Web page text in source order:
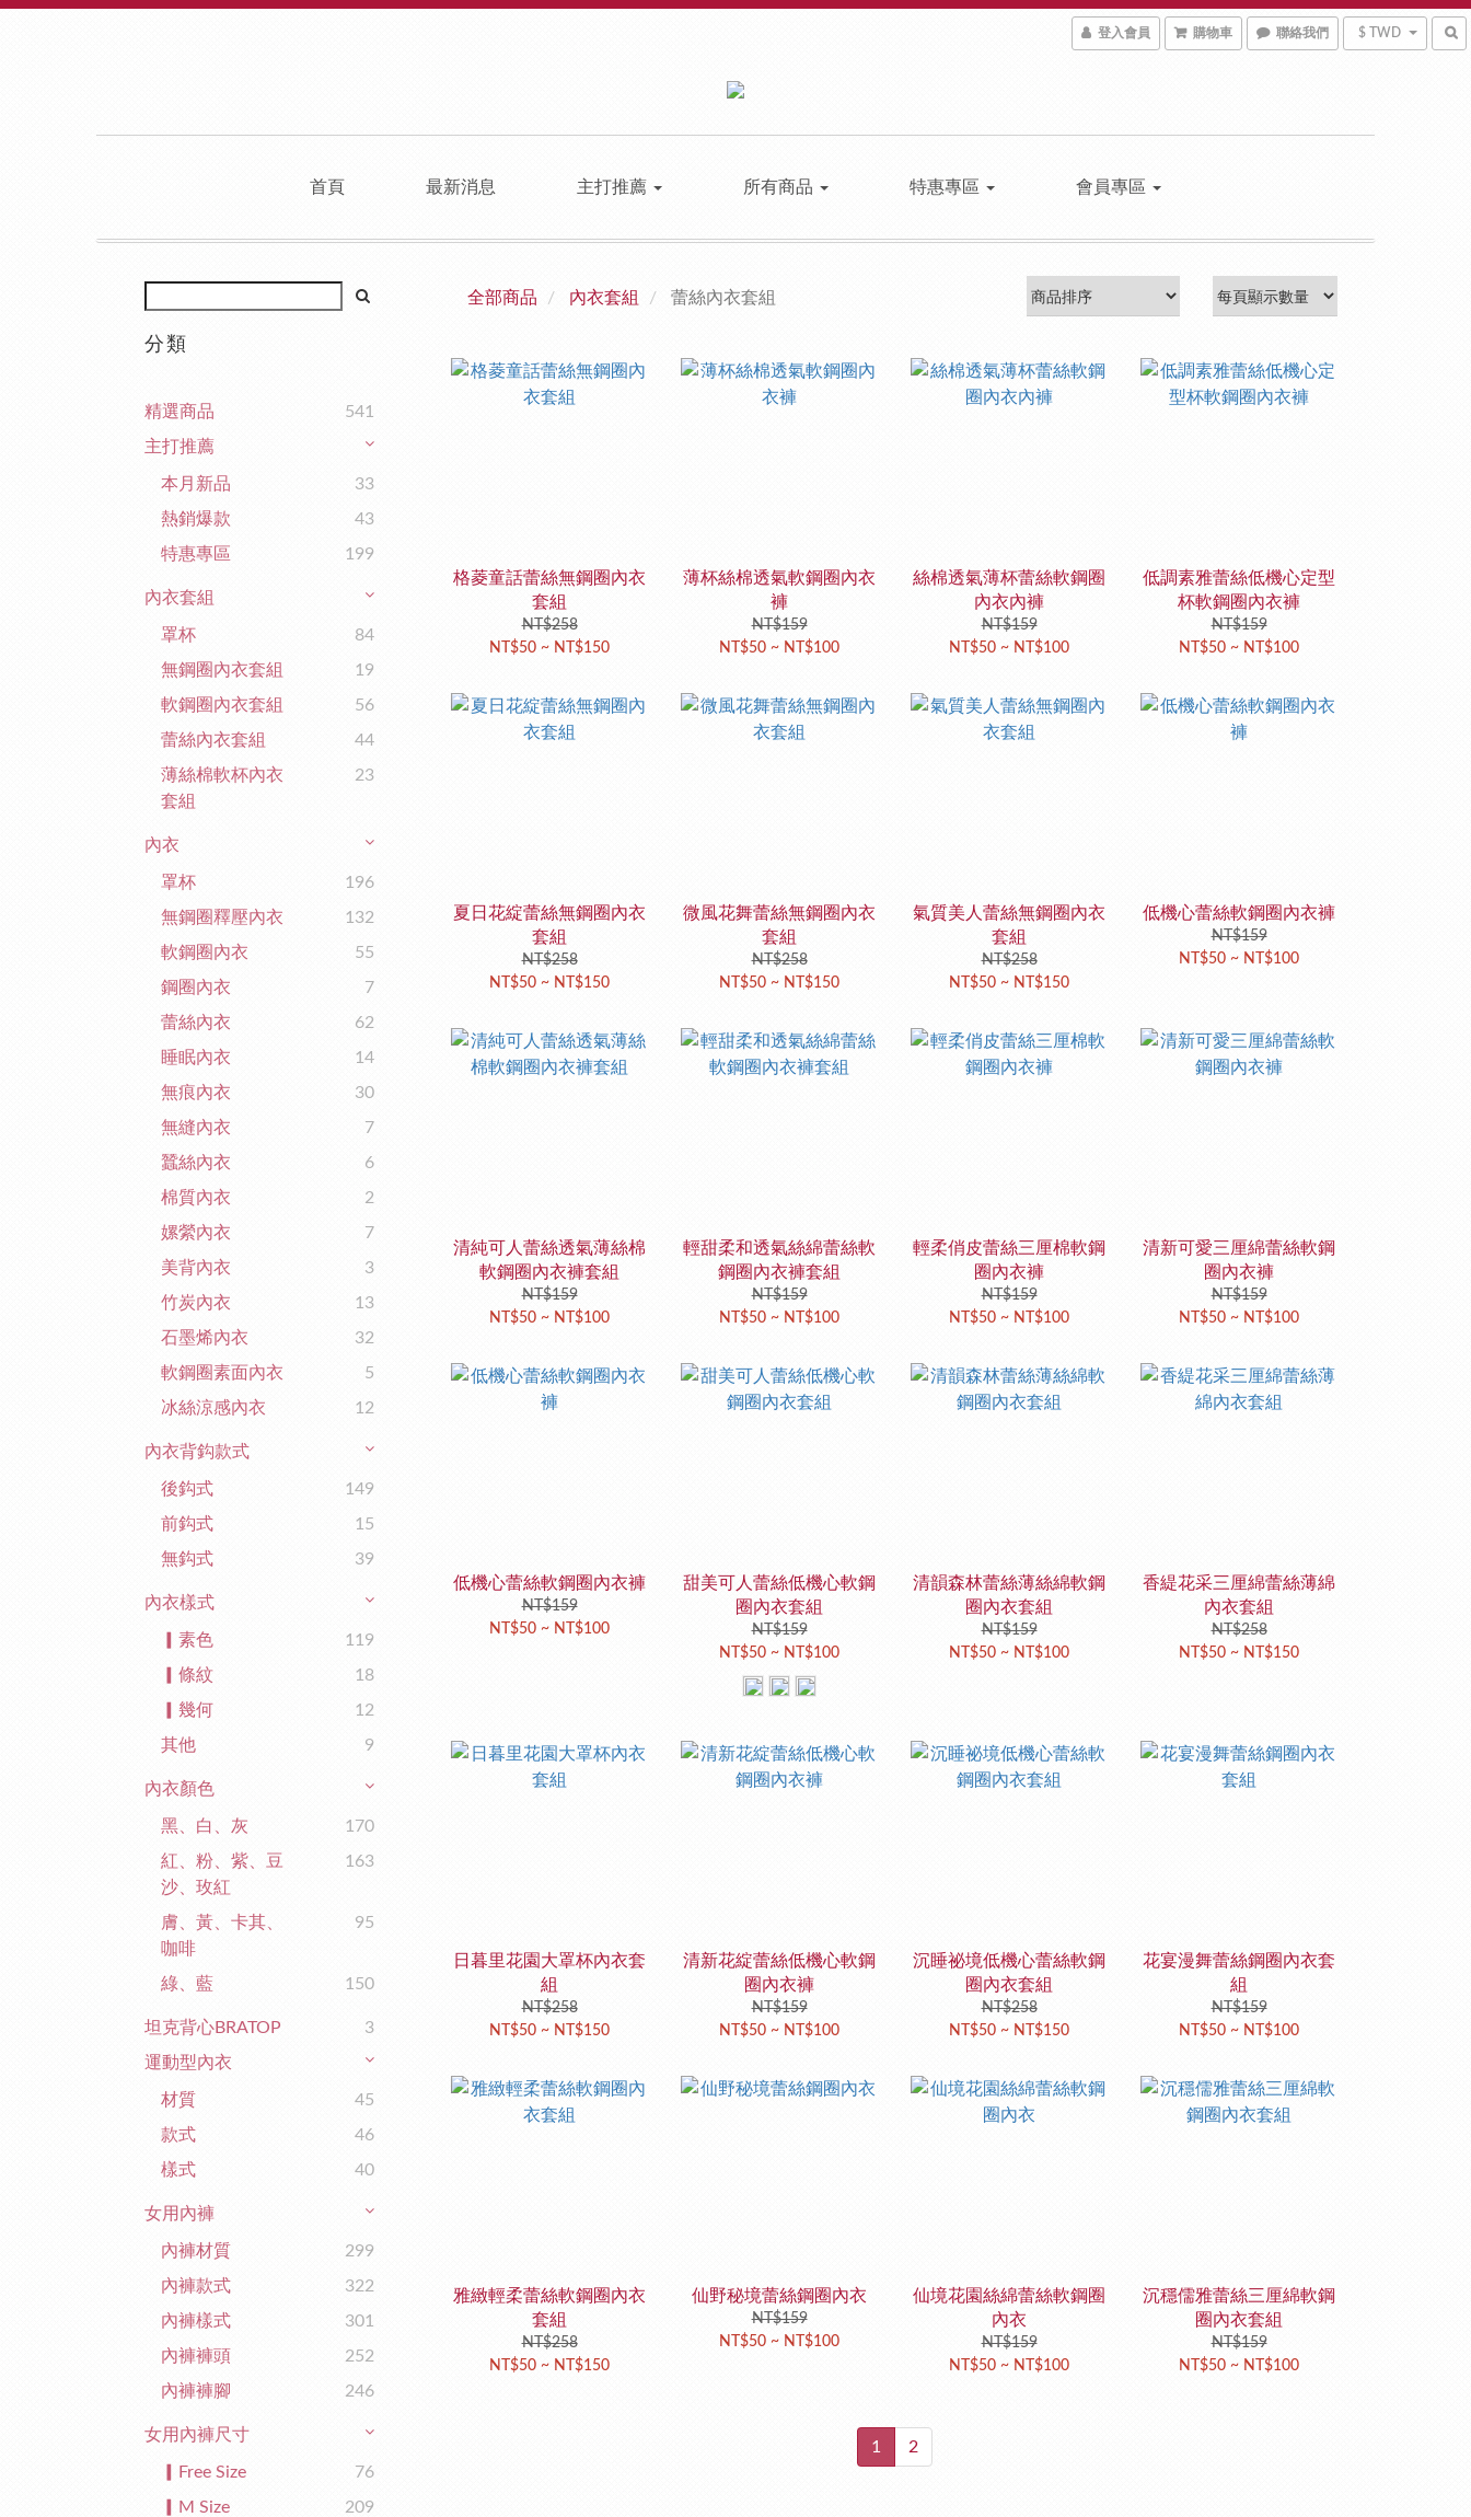
登入會員 購物車 聯絡我們 $ TWD
首頁 最新消息 主打推薦 所有商品 特惠專區 會員專區
分類
精選商品
541
主打推薦
本月新品
33
熱銷爆款
43
特惠專區
199
內衣套組
罩杯
84
無鋼圈內衣套組
19
軟鋼圈內衣套組
56
蕾絲內衣套組
44
薄絲棉軟杯內衣
套組
23
內衣
罩杯
196
無鋼圈釋壓內衣
132
軟鋼圈內衣
55
鋼圈內衣
7
蕾絲內衣
62
睡眠內衣
14
無痕內衣
30
無縫內衣
7
蠶絲內衣
6
棉質內衣
2
嫘縈內衣
7
美背內衣
3
竹炭內衣
13
石墨烯內衣
32
軟鋼圈素面內衣
5
冰絲涼感內衣
12
內衣背鈎款式
後鈎式
149
前鈎式
15
無鈎式
39
內衣樣式
▎素色
119
▎條紋
18
▎幾何
12
其他
9
內衣顏色
黑、白、灰
170
紅、粉、紫、豆
沙、玫紅
163
膚、黃、卡其、
咖啡
95
綠、藍 150
坦克背心BRATOP
3
運動型內衣
材質
45
款式
46
樣式
40
女用內褲
內褲材質
299
內褲款式
322
內褲樣式
301
內褲褲頭
252
內褲褲腳
246
女用內褲尺寸
▎Free Size
76
▎M Size
209
全部商品 內衣套組 蕾絲內衣套組
格菱童話蕾絲無鋼圈內衣
套組
NT$258
NT$50 ~ NT$150
薄杯絲棉透氣軟鋼圈內衣
褲
NT$159
NT$50 ~ NT$100
絲棉透氣薄杯蕾絲軟鋼圈
內衣內褲
NT$159
NT$50 ~ NT$100
低調素雅蕾絲低機心定型
杯軟鋼圈內衣褲
NT$159
NT$50 ~ NT$100
夏日花綻蕾絲無鋼圈內衣
套組
NT$258
NT$50 ~ NT$150
微風花舞蕾絲無鋼圈內衣
套組
NT$258
NT$50 ~ NT$150
氣質美人蕾絲無鋼圈內衣
套組
NT$258
NT$50 ~ NT$150
低機心蕾絲軟鋼圈內衣褲
NT$159
NT$50 ~ NT$100
清純可人蕾絲透氣薄絲棉
軟鋼圈內衣褲套組
NT$159
NT$50 ~ NT$100
輕甜柔和透氣絲綿蕾絲軟
鋼圈內衣褲套組
NT$159
NT$50 ~ NT$100
輕柔俏皮蕾絲三厘棉軟鋼
圈內衣褲
NT$159
NT$50 ~ NT$100
清新可愛三厘綿蕾絲軟鋼
圈內衣褲
NT$159
NT$50 ~ NT$100
低機心蕾絲軟鋼圈內衣褲
NT$159
NT$50 ~ NT$100
甜美可人蕾絲低機心軟鋼
圈內衣套組
NT$159
NT$50 ~ NT$100
清韻森林蕾絲薄絲綿軟鋼
圈內衣套組
NT$159
NT$50 ~ NT$100
香緹花采三厘綿蕾絲薄綿
內衣套組
NT$258
NT$50 ~ NT$150
日暮里花園大罩杯內衣套
組
NT$258
NT$50 ~ NT$150
清新花綻蕾絲低機心軟鋼
圈內衣褲
NT$159
NT$50 ~ NT$100
沉睡祕境低機心蕾絲軟鋼
圈內衣套組
NT$258
NT$50 ~ NT$150
花宴漫舞蕾絲鋼圈內衣套
組
NT$159
NT$50 ~ NT$100
雅緻輕柔蕾絲軟鋼圈內衣
套組
NT$258
NT$50 ~ NT$150
仙野秘境蕾絲鋼圈內衣
NT$159
NT$50 ~ NT$100
仙境花園絲綿蕾絲軟鋼圈
內衣
NT$159
NT$50 ~ NT$100
沉穩儒雅蕾絲三厘綿軟鋼
圈內衣套組
NT$159
NT$50 ~ NT$100
1 2